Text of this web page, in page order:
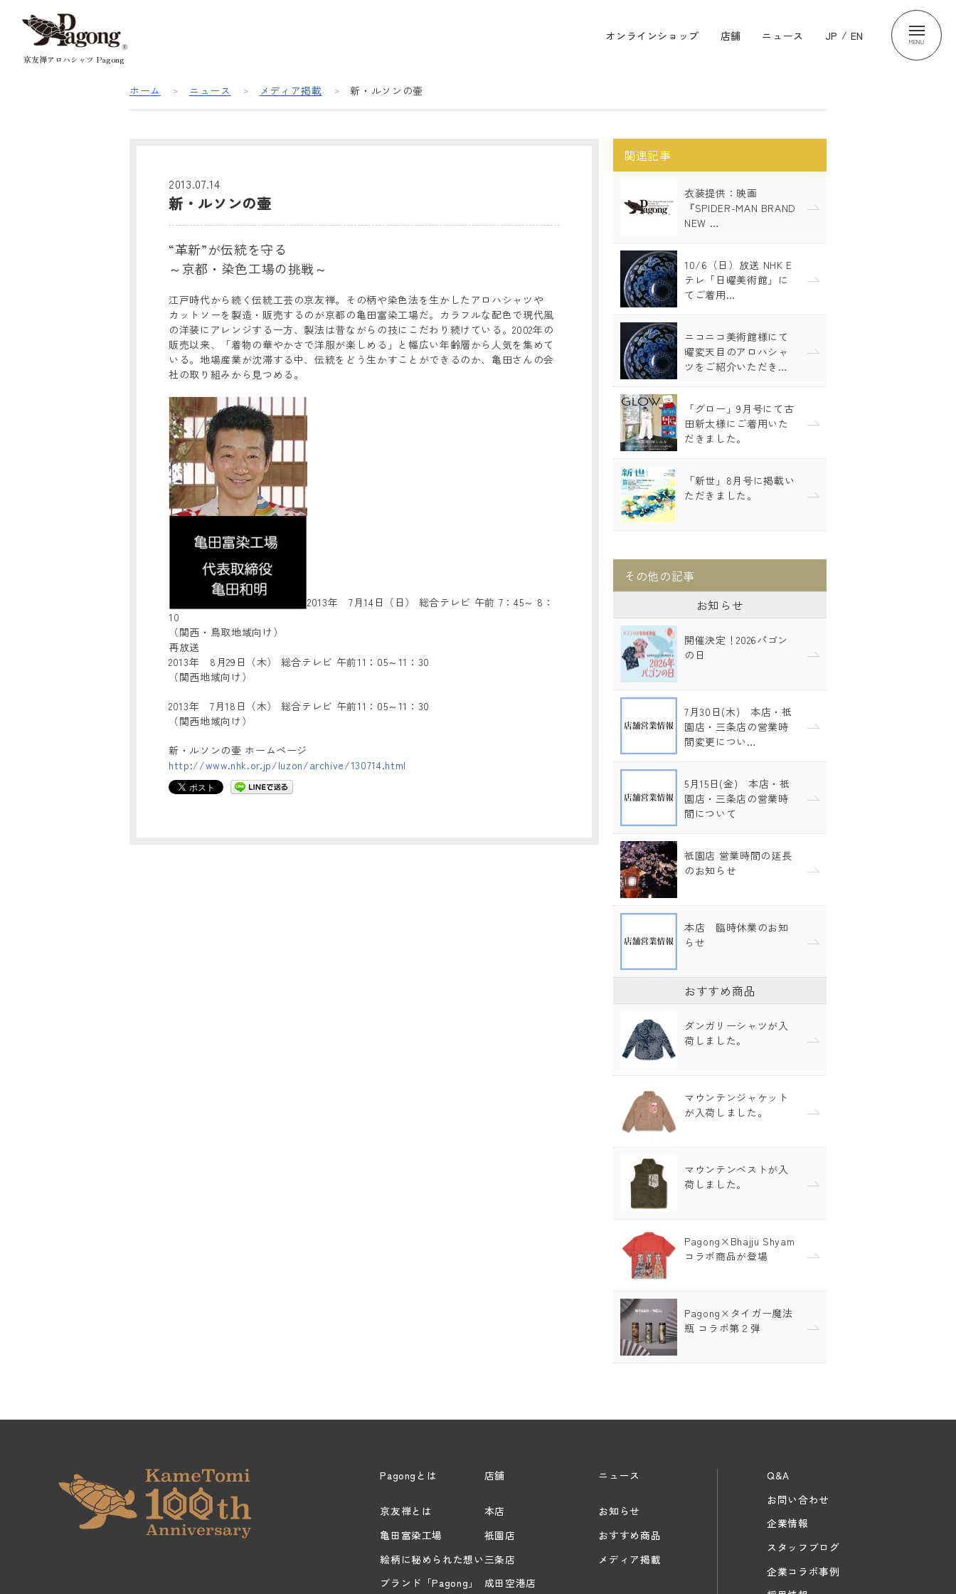
京友禅アロハシャツ Pagong
オンラインショップ 店舗 ニュース JP / EN MENU
ホーム ニュース メディア掲載 新・ルソンの壷
2013.07.14
新・ルソンの壷
“革新”が伝統を守る
～京都・染色工場の挑戦～
江戸時代から続く伝統工芸の京友禅。その柄や染色法を生かしたアロハシャツや
カットソーを製造・販売するのが京都の亀田富染工場だ。カラフルな配色で現代風
の洋装にアレンジする一方、製法は昔ながらの技にこだわり続けている。2002年の
販売以来、「着物の華やかさで洋服が楽しめる」と幅広い年齢層から人気を集めて
いる。地場産業が沈滞する中、伝統をどう生かすことができるのか、亀田さんの会
社の取り組みから見つめる。
2013年 7月14日（日） 総合テレビ 午前 7：45～ 8：
10
（関西・鳥取地域向け）
再放送
2013年 8月29日（木） 総合テレビ 午前11：05～11：30
（関西地域向け）
2013年 7月18日（木） 総合テレビ 午前11：05～11：30
（関西地域向け）
新・ルソンの壷 ホームページ
http://www.nhk.or.jp/luzon/archive/130714.html
関連記事
衣装提供：映画
『SPIDER-MAN BRAND
NEW …
10/6（日）放送 NHK E
テレ「日曜美術館」に
てご着用…
ニコニコ美術館様にて
曜変天目のアロハシャ
ツをご紹介いただき…
「グロー」9月号にて古
田新太様にご着用いた
だきました。
「新世」8月号に掲載い
ただきました。
その他の記事
お知らせ
開催決定！2026パゴン
の日
7月30日(木) 本店・祇
園店・三条店の営業時
間変更につい…
5月15日(金) 本店・祇
園店・三条店の営業時
間について
祇園店 営業時間の延長
のお知らせ
本店 臨時休業のお知
らせ
おすすめ商品
ダンガリーシャツが入
荷しました。
マウンテンジャケット
が入荷しました。
マウンテンベストが入
荷しました。
Pagong×Bhajju Shyam
コラボ商品が登場
Pagong×タイガー魔法
瓶 コラボ第２弾
Pagongとは
京友禅とは
亀田富染工場
絵柄に秘められた想い
ブランド「Pagong」
店舗
本店
祇園店
三条店
成田空港店
ニュース
お知らせ
おすすめ商品
メディア掲載
Q&A
お問い合わせ
企業情報
スタッフブログ
企業コラボ事例